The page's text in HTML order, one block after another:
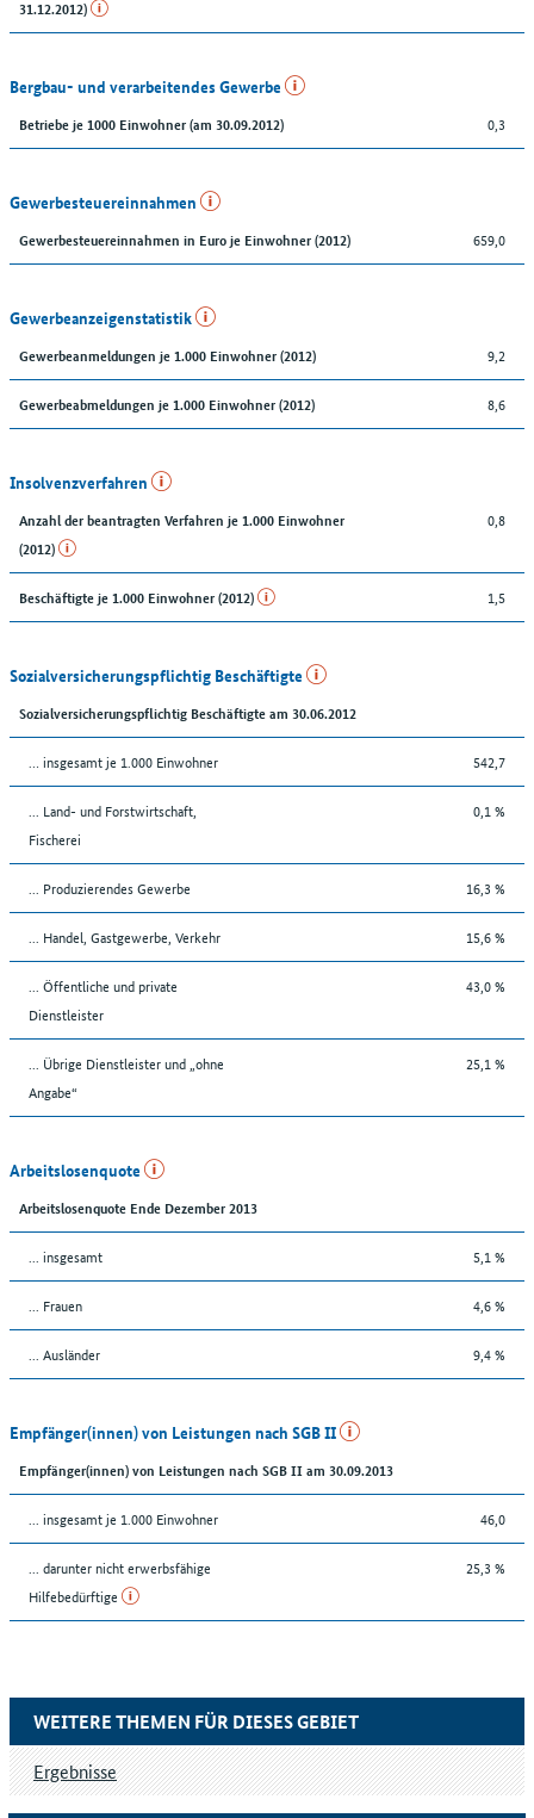
31.12.2012)
Bergbau- und verarbeitendes Gewerbe
Betriebe je 1000 Einwohner (am 30.09.2012) 0,3
Gewerbesteuereinnahmen
Gewerbesteuereinnahmen in Euro je Einwohner (2012) 659,0
Gewerbeanzeigenstatistik
Gewerbeanmeldungen je 1.000 Einwohner (2012) 9,2
Gewerbeabmeldungen je 1.000 Einwohner (2012) 8,6
Insolvenzverfahren
Anzahl der beantragten Verfahren je 1.000 Einwohner
(2012)
0,8
Beschäftigte je 1.000 Einwohner (2012) 1,5
Sozialversicherungspflichtig Beschäftigte
Sozialversicherungspflichtig Beschäftigte am 30.06.2012
… insgesamt je 1.000 Einwohner 542,7
... Land- und Forstwirtschaft,
Fischerei
0,1 %
... Produzierendes Gewerbe 16,3 %
... Handel, Gastgewerbe, Verkehr 15,6 %
... Öffentliche und private
Dienstleister
43,0 %
... Übrige Dienstleister und „ohne
Angabe“
25,1 %
Arbeitslosenquote
Arbeitslosenquote Ende Dezember 2013
... insgesamt 5,1 %
... Frauen 4,6 %
... Ausländer 9,4 %
Empfänger(innen) von Leistungen nach SGB II
Empfänger(innen) von Leistungen nach SGB II am 30.09.2013
... insgesamt je 1.000 Einwohner 46,0
... darunter nicht erwerbsfähige
Hilfebedürftige
25,3 %
WEITERE THEMEN FÜR DIESES GEBIET
Ergebnisse